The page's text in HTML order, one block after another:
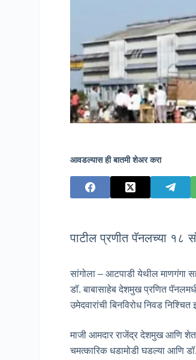
आवडल्यास ही बातमी शेअर करा
पाटील प्रणीत पॅनलच्या १८
सांगोला – आटपाडी येथील माणगंगा
डॉ. बाबासाहेब देशमुख प्रणित
उमेदवारांची बिनविरोध निवड
माजी आमदार राजेंद्र देशमुख आणि
चमत्कारिक धडामोडी घडल्या आणि